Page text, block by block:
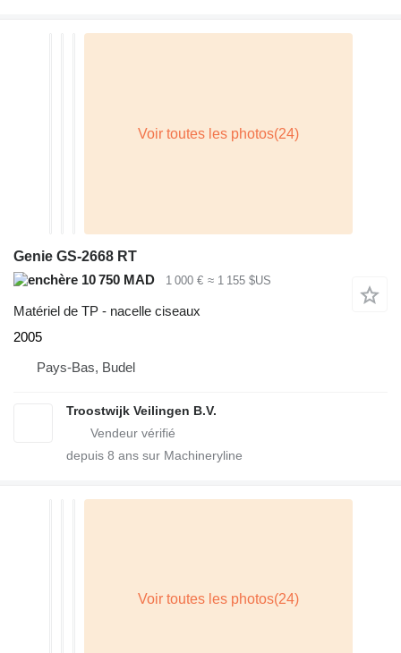
Genie GS-2668 RT
10 750 MAD
1 000 € ≈ 1 155 $US
Matériel de TP - nacelle ciseaux
2005
Pays-Bas, Budel
Troostwijk Veilingen B.V.
depuis 8 ans sur Machineryline